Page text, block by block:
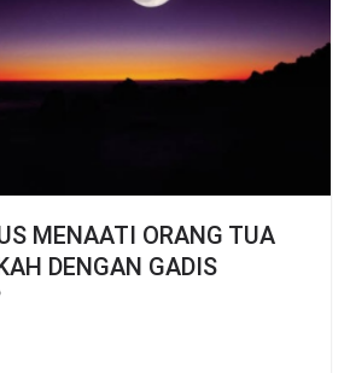
MENAATI ORANG TUA
DENGAN GADIS